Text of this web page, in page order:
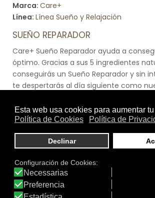
Marca: Care+
Línea: Línea Sueño y Relajación
SUEÑO REPARADOR
Care+ Sueño Reparador ayuda a
óptimo. Gracias a sus 5 ingredientes
conseguirás un Sueño Reparador y sin
te despertarás al día siguiente como
Melatonina, que ayuda a controlar el
cual regula los ciclos de sueño. También
bienestar mental durante períodos de
con la tensión y el estrés del día a día y
Melissa, que contribuye a que el
calidad, reduciendo el nerviosismo y la
Ver producto